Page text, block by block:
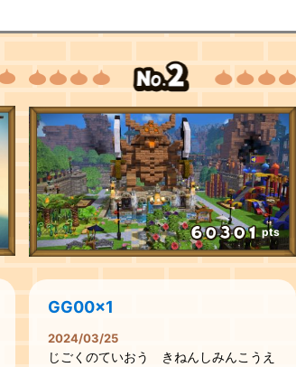
pts
GG00x1
2024/03/25
じごくのていおう きねんしみんこうえ